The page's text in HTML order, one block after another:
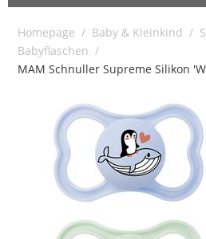
Homepage / Baby & Kleinkind /
Babyflaschen /
MAM Schnuller Supreme Silikon